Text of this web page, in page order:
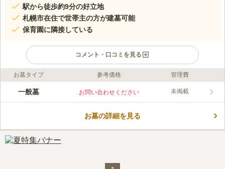
駅から徒歩約9分の好立地
札幌市在住で世帯主の方が建墓可能
保育園に隣接している
コメント・口コミを見る
ライフドット編集部のコメント
住宅地に位置していますが、緑が多く北海道らしいのどかな雰囲
デザインの墓石もあり、それぞれのイメージに合ったお墓を建立
周辺環境なので、迷うことがなく安心です。
口コミ評価
お墓タイプ 参考価格 管理費
一般墓 お問い合わせください 未掲載
お墓の詳細を見る